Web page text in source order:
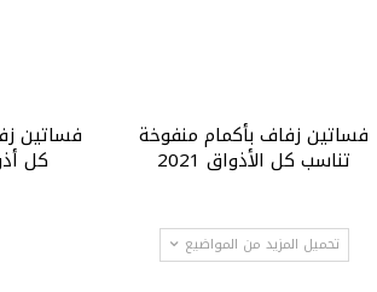
فساتين زفاف بأكمام منفوخة
تناسب كل الأذواق 2021 كل
تحميل المزيد من المواضيع